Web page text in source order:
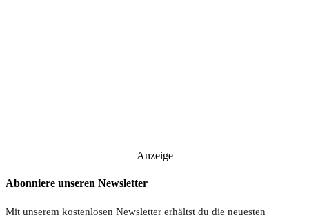
Anzeige
Abonniere unseren Newsletter
Mit unserem kostenlosen Newsletter erhältst du die neuesten